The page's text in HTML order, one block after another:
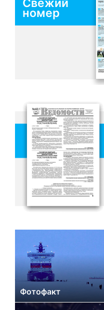
Свежий
номер
Фотофакт